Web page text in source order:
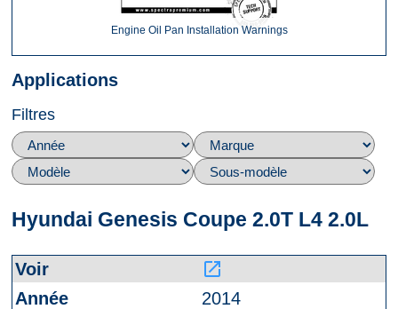
Engine Oil Pan Installation Warnings
Applications
Filtres
Hyundai Genesis Coupe 2.0T L4 2.0L
launch
2014